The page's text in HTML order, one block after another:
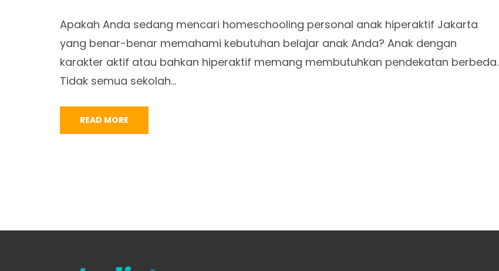
Apakah Anda sedang mencari homeschooling personal anak hiperaktif Jakarta
yang benar-benar memahami kebutuhan belajar anak Anda? Anak dengan
karakter aktif atau bahkan hiperaktif memang membutuhkan pendekatan berbeda.
Tidak semua sekolah…
READ MORE